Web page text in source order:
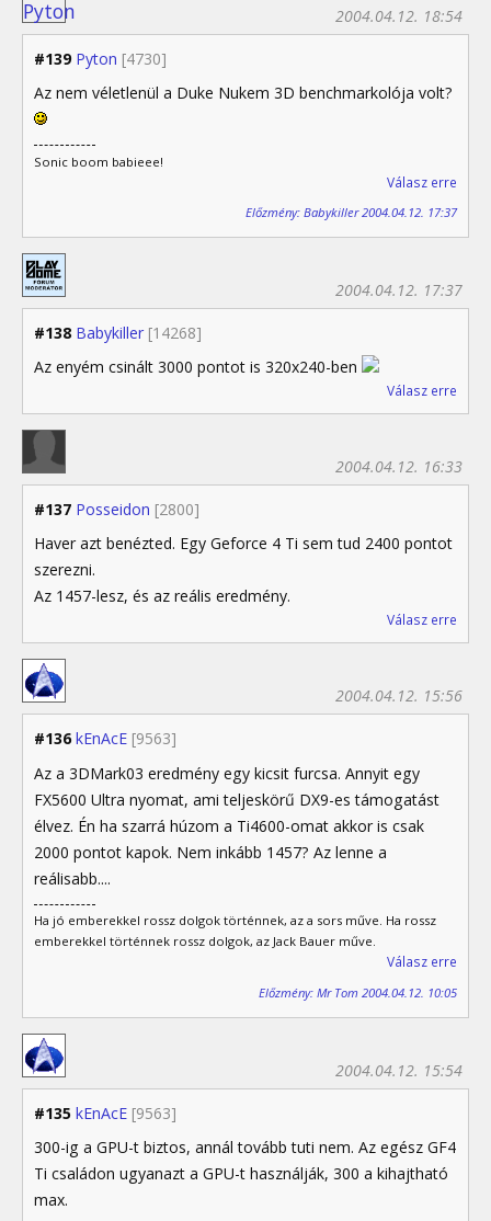
#139 Pyton [4730]
2004.04.12. 18:54
Az nem véletlenül a Duke Nukem 3D benchmarkolója volt?
Sonic boom babieee!
Válasz erre
Előzmény: Babykiller 2004.04.12. 17:37
#138 Babykiller [14268]
2004.04.12. 17:37
Az enyém csinált 3000 pontot is 320x240-ben
Válasz erre
#137 Posseidon [2800]
2004.04.12. 16:33
Haver azt benézted. Egy Geforce 4 Ti sem tud 2400 pontot
szerezni.
Az 1457-lesz, és az reális eredmény.
Válasz erre
#136 kEnAcE [9563]
2004.04.12. 15:56
Az a 3DMark03 eredmény egy kicsit furcsa. Annyit egy
FX5600 Ultra nyomat, ami teljeskörű DX9-es támogatást
élvez. Én ha szarrá húzom a Ti4600-omat akkor is csak
2000 pontot kapok. Nem inkább 1457? Az lenne a
reálisabb....
Ha jó emberekkel rossz dolgok történnek, az a sors műve. Ha rossz
emberekkel történnek rossz dolgok, az Jack Bauer műve.
Válasz erre
Előzmény: Mr Tom 2004.04.12. 10:05
#135 kEnAcE [9563]
2004.04.12. 15:54
300-ig a GPU-t biztos, annál tovább tuti nem. Az egész GF4
Ti családon ugyanazt a GPU-t használják, 300 a kihajtható
max.